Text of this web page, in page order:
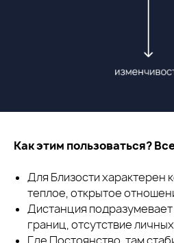
Как этим пользоваться?
Для Близости характерен
теплое, открытое
Дистанция
границ, отсутствие
Где Постоянство, там